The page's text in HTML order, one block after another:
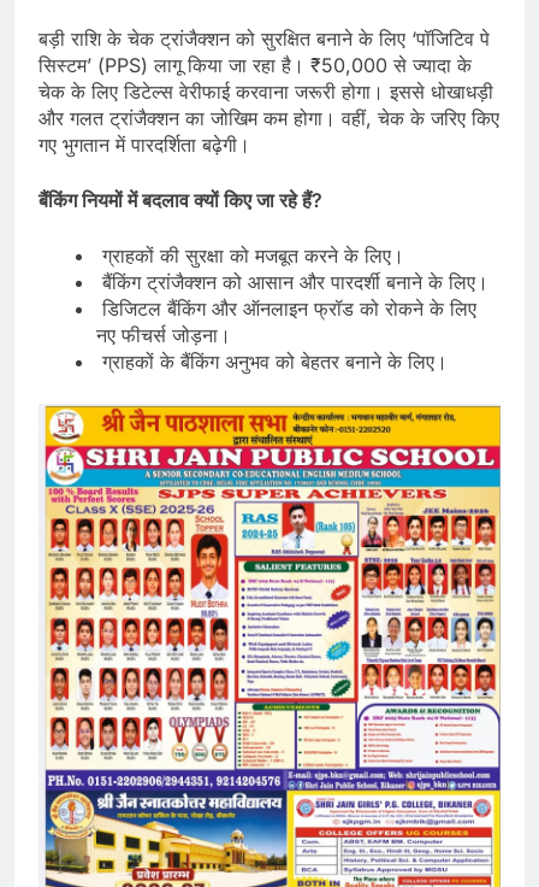
बड़ी राशि के चेक ट्रांजैक्शन को सुरक्षित बनाने के लिए ‘पॉजिटिव पे
सिस्टम’ (PPS) लागू किया जा रहा है। ₹50,000 से ज्यादा के
चेक के लिए डिटेल्स वेरीफाई करवाना जरूरी होगा। इससे धोखाधड़ी
और गलत ट्रांजैक्शन का जोखिम कम होगा। वहीं, चेक के जरिए किए
गए भुगतान में पारदर्शिता बढ़ेगी।
बैंकिंग नियमों में बदलाव क्यों किए जा रहे हैं?
ग्राहकों की सुरक्षा को मजबूत करने के लिए।
बैंकिंग ट्रांजैक्शन को आसान और पारदर्शी बनाने के लिए।
डिजिटल बैंकिंग और ऑनलाइन फ्रॉड को रोकने के लिए
नए फीचर्स जोड़ना।
ग्राहकों के बैंकिंग अनुभव को बेहतर बनाने के लिए।